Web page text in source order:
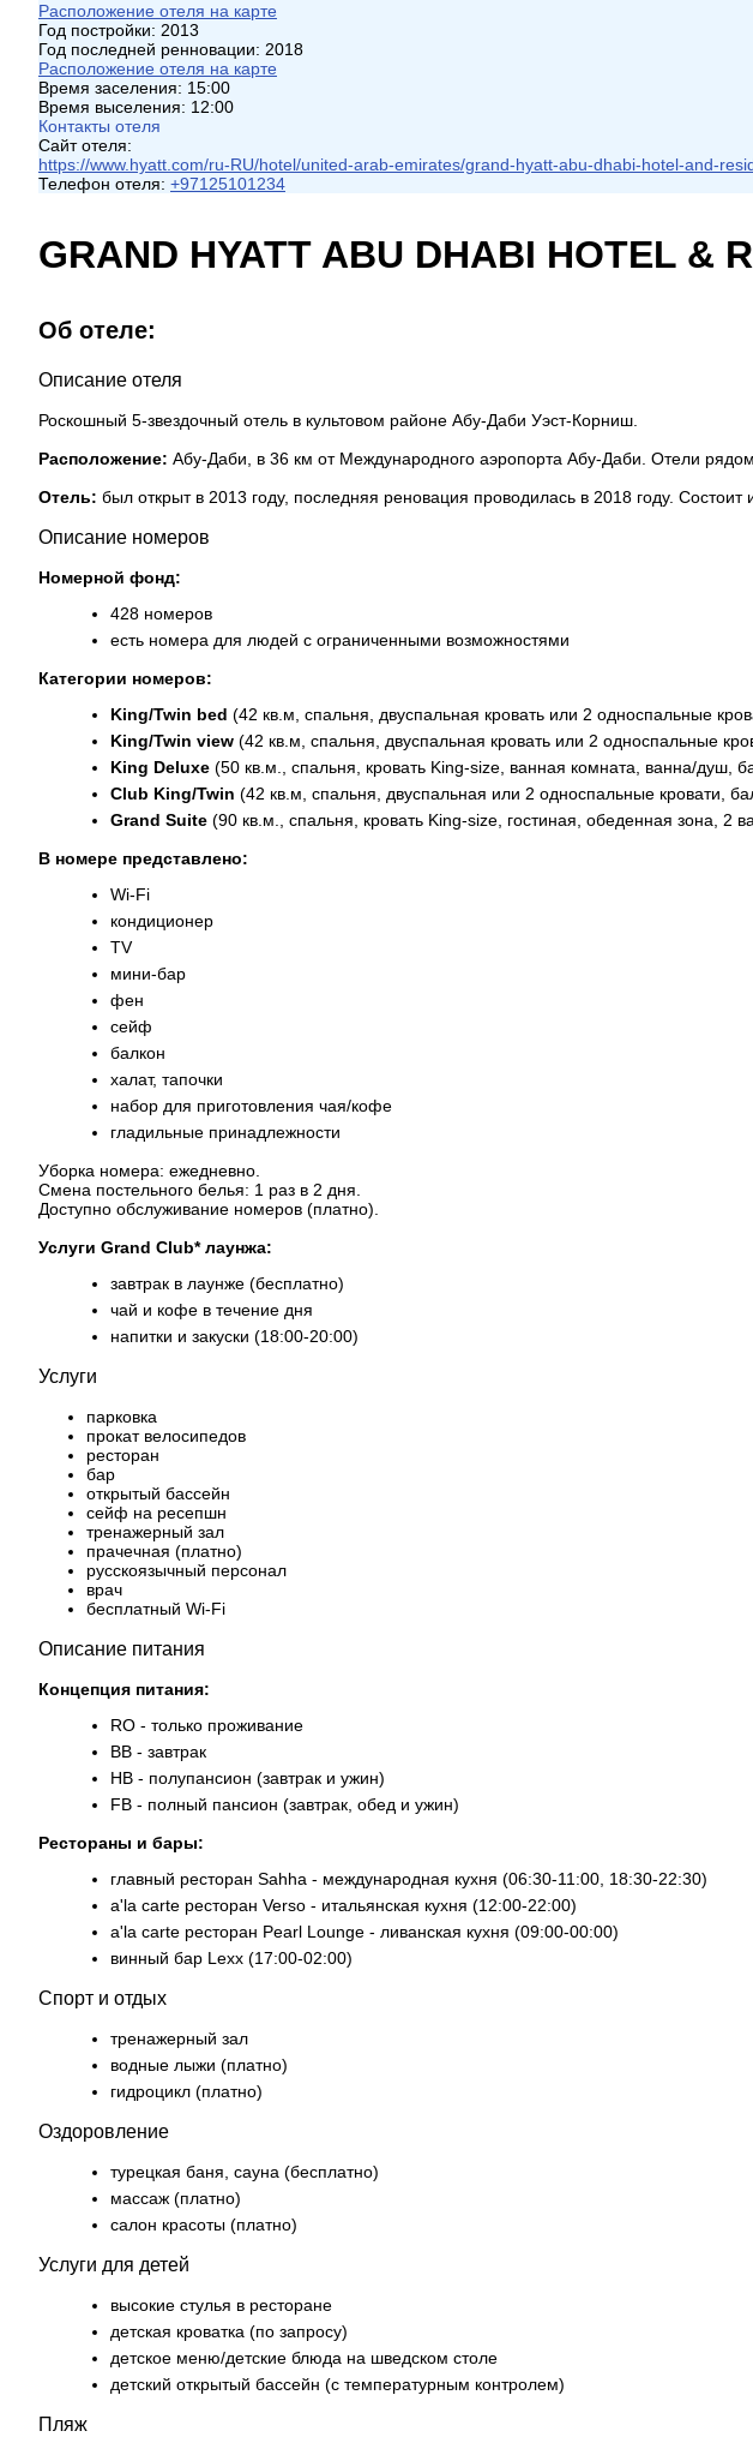
Расположение отеля на карте
Год постройки: 2013
Год последней ренновации: 2018
Расположение отеля на карте
Время заселения: 15:00
Время выселения: 12:00
Контакты отеля
Сайт отеля:
https://www.hyatt.com/ru-RU/hotel/united-arab-emirates/grand-hyatt-abu-dhabi-hotel-and-
Телефон отеля: +97125101234
GRAND HYATT ABU DHABI HOTEL &
Об отеле:
Описание отеля
Роскошный 5-звездочный отель в культовом районе Абу-Даби Уэст-Корниш.
Расположение: Абу-Даби, в 36 км от Международного аэропорта Абу-Даби. Отели
Отель: был открыт в 2013 году, последняя реновация проводилась в 2018 году.
Описание номеров
Номерной фонд:
428 номеров
есть номера для людей с ограниченными возможностями
Категории номеров:
King/Twin bed (42 кв.м, спальня, двуспальная кровать или 2 односпальные
King/Twin view (42 кв.м, спальня, двуспальная кровать или 2 односпальные
King Deluxe (50 кв.м., спальня, кровать King-size, ванная комната, ванна/душ,
Club King/Twin (42 кв.м, спальня, двуспальная или 2 односпальные кровати,
Grand Suite (90 кв.м., спальня, кровать King-size, гостиная, обеденная зона, 2
В номере представлено:
Wi-Fi
кондиционер
TV
мини-бар
фен
сейф
балкон
халат, тапочки
набор для приготовления чая/кофе
гладильные принадлежности
Уборка номера: ежедневно.
Смена постельного белья: 1 раз в 2 дня.
Доступно обслуживание номеров (платно).
Услуги Grand Club* лаунжа:
завтрак в лаунже (бесплатно)
чай и кофе в течение дня
напитки и закуски (18:00-20:00)
Услуги
парковка
прокат велосипедов
ресторан
бар
открытый бассейн
сейф на ресепшн
тренажерный зал
прачечная (платно)
русскоязычный персонал
врач
бесплатный Wi-Fi
Описание питания
Концепция питания:
RO - только проживание
BB - завтрак
HB - полупансион (завтрак и ужин)
FB - полный пансион (завтрак, обед и ужин)
Рестораны и бары:
главный ресторан Sahha - международная кухня (06:30-11:00, 18:30-22:30)
a'la carte ресторан Verso - итальянская кухня (12:00-22:00)
a'la carte ресторан Pearl Lounge - ливанская кухня (09:00-00:00)
винный бар Lexx (17:00-02:00)
Спорт и отдых
тренажерный зал
водные лыжи (платно)
гидроцикл (платно)
Оздоровление
турецкая баня, сауна (бесплатно)
массаж (платно)
салон красоты (платно)
Услуги для детей
высокие стулья в ресторане
детская кроватка (по запросу)
детское меню/детские блюда на шведском столе
детский открытый бассейн (с температурным контролем)
Пляж